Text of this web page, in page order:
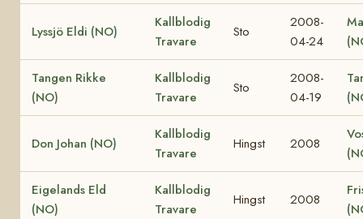
Lyssjö Eldi (NO)
Kallblodig
Travare
Sto
2008-
04-24
Tangen Rikke
(NO)
Kallblodig
Travare
Sto
2008-
04-19
Don Johan (NO)
Kallblodig
Travare
Hingst 2008
Eigelands Eld
(NO)
Kallblodig
Travare
Hingst 2008